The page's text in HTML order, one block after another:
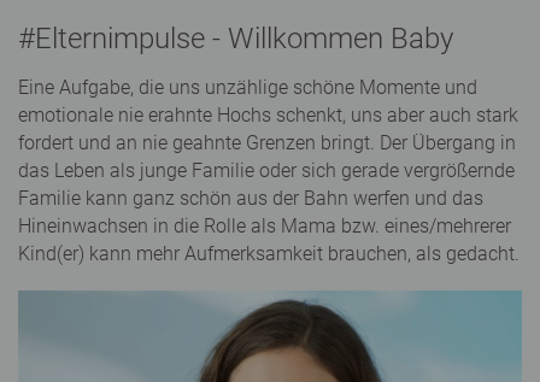
#Elternimpulse - Willkommen Baby
Eine Aufgabe, die uns unzählige schöne Momente und
emotionale nie erahnte Hochs schenkt, uns aber auch stark
fordert und an nie geahnte Grenzen bringt. Der Übergang in
das Leben als junge Familie oder sich gerade vergrößernde
Familie kann ganz schön aus der Bahn werfen und das
Hineinwachsen in die Rolle als Mama bzw. eines/mehrerer
Kind(er) kann mehr Aufmerksamkeit brauchen, als gedacht.